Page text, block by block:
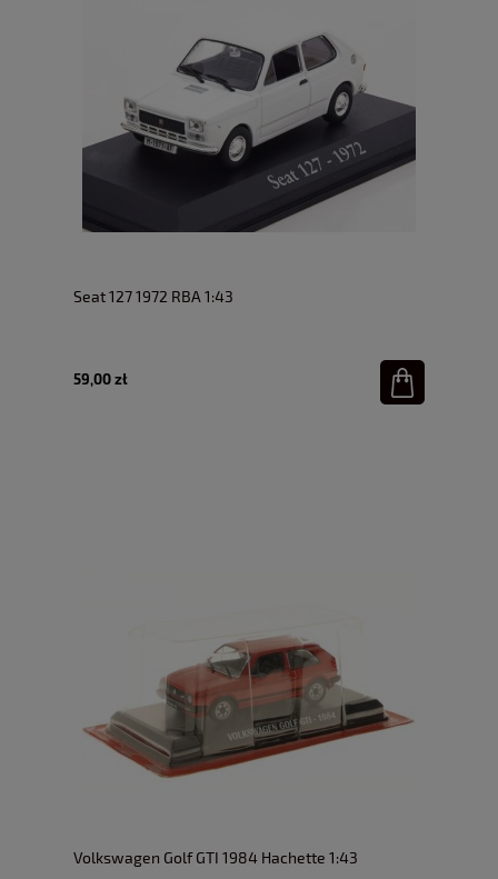
Seat 127 1972 RBA 1:43
59,00 zł
Volkswagen Golf GTI 1984 Hachette 1:43